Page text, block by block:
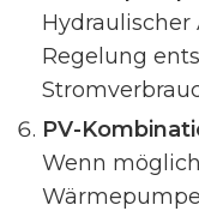
Hydraulischer
Regelung
PV-
Wenn